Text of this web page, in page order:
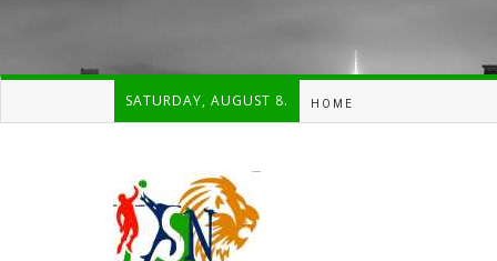
SATURDAY, AUGUST 8. HOME